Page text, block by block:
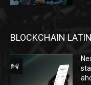
BLOCKCHAIN